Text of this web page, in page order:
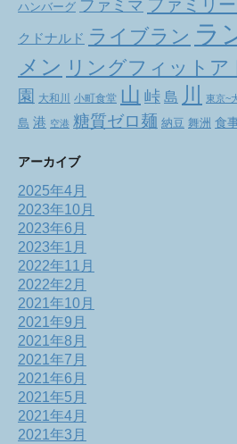
ハンバーグ ファミマ ファミリ
クドナルド ライブラン ラ
メン リングフィットア
園
大和川 小町食堂 山 峠 島 川 東京~
島 港 空港 糖質ゼロ麺 納豆 舞洲 食
アーカイブ
2025年4月
2023年10月
2023年6月
2023年1月
2022年11月
2022年2月
2021年10月
2021年9月
2021年8月
2021年7月
2021年6月
2021年5月
2021年4月
2021年3月